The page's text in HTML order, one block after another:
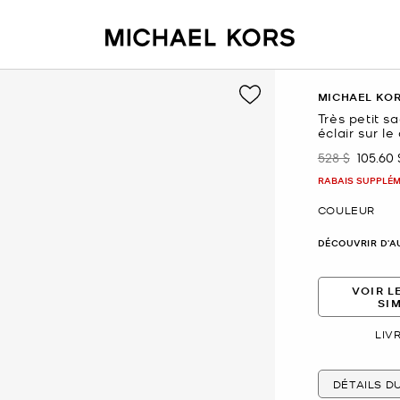
MICHAEL
Très petit
éclair sur le
était
528 $ 105.60
RABAIS
COULEUR
DÉCOUVRIR
VOIR
DÉTAILS